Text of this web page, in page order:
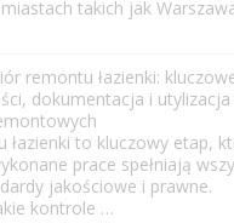
takich jak
remontu łazienki:
dokumentacja i
łazienki to kluczowy etap,
prace spełniają
jakościowe i prawne.
kontrole …